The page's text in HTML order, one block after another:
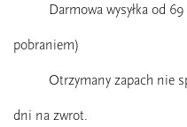
Darmowa wysyłka od
pobraniem)
Otrzymany zapach nie
dni na zwrot.